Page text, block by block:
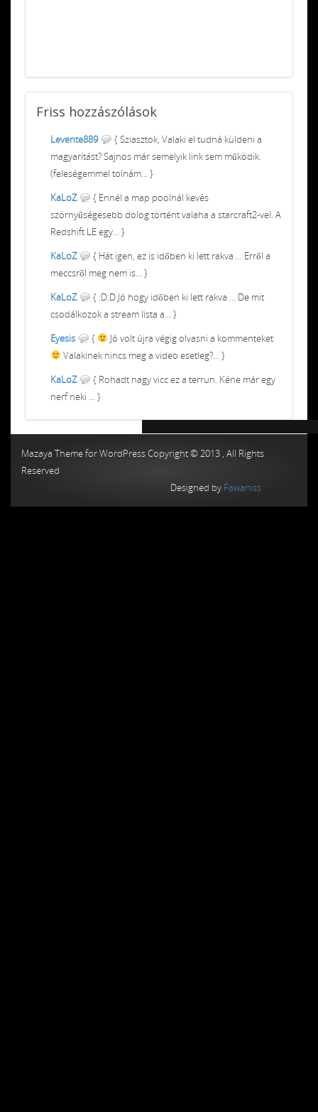
Friss hozzászólások
Levente889
{ Sziasztok, Valaki el tudná küldeni a
magyarítást? Sajnos már semelyik link sem működik.
(feleségemmel tolnám... }
KaLoZ
{ Ennél a map poolnál kevés
szörnyűségesebb dolog történt valaha a starcraft2-vel. A
Redshift LE egy... }
KaLoZ
{ Hát igen, ez is időben ki lett rakva ... Erről a
meccsről meg nem is... }
KaLoZ
{ :D:D Jó hogy időben ki lett rakva ... De mit
csodálkozok a stream lista a... }
Eyesis
{
Jó volt újra végig olvasni a kommenteket
Valakinek nincs meg a video esetleg?... }
KaLoZ
{ Rohadt nagy vicc ez a terrun. Kéne már egy
nerf neki ... }
Mazaya Theme for WordPress Copyright © 2013 , All Rights
Reserved
Designed by Fawaniss